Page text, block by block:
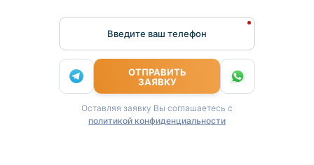
Введите ваш телефон
ОТПРАВИТЬ
ЗАЯВКУ
Оставляя заявку Вы соглашаетесь с
политикой конфиденциальности